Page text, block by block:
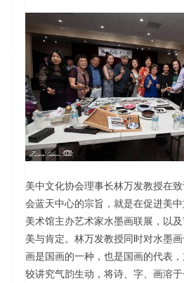
美中文化协会理事长林万发教授在
会蓝天中心的宗旨，就是在促进美
美术馆主办艺术家水墨画联展，以
美与肯定。林万发教授同时对水墨
画是国画的一种，也是国画的代表
较讲究气韵生动，将诗、字、画溶